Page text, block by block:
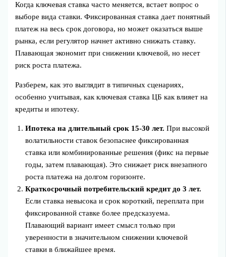
Когда ключевая ставка часто меняется, встает вопрос о
выборе вида ставки. Фиксированная ставка дает понятный
платеж на весь срок договора, но может оказаться выше
рынка, если регулятор начнет активно снижать ставку.
Плавающая экономит при снижении ключевой, но несет
риск роста платежа.
Разберем, как это выглядит в типичных сценариях,
особенно учитывая, как ключевая ставка ЦБ как влияет на
кредиты и ипотеку.
Ипотека на длительный срок 15-30 лет. При высокой
волатильности ставок безопаснее фиксированная
ставка или комбинированные решения (фикс на первые
годы, затем плавающая). Это снижает риск внезапного
роста платежа на долгом горизонте.
Краткосрочный потребительский кредит до 3 лет.
Если ставка невысока и срок короткий, переплата при
фиксированной ставке более предсказуема.
Плавающий вариант имеет смысл только при
уверенности в значительном снижении ключевой
ставки в ближайшее время.